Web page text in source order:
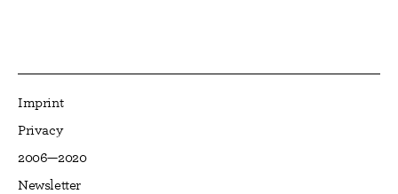
Imprint
Privacy
2006—2020
Newsletter